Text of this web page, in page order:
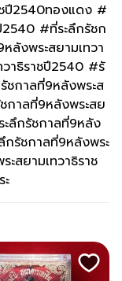
ชปี2540ทองแดง #
2540 #ที่ระลึกรัชก
ลังพระสยามเทวา
วาธิราชปี2540 #รั
ชกาลที่9หลังพระส
กาลที่9หลังพระสย
ลึกรัชกาลที่9หลัง
กรัชกาลที่9หลังพระ
สยามเทวาธิราช